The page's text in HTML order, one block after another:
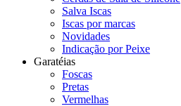
Salva Iscas
Iscas por marcas
Novidades
Indicação por Peixe
Garatéias
Foscas
Pretas
Vermelhas